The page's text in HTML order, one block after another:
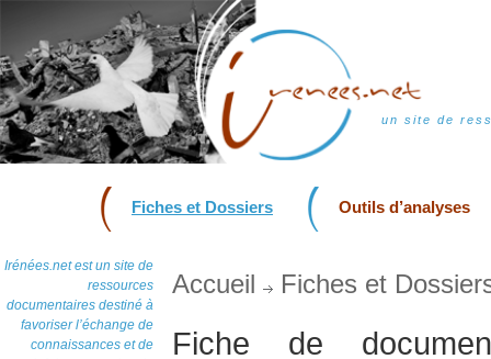
un site de
Fiches et Dossiers Outils d’analyses
Irénées.net est un site de
ressources
documentaires destiné à
favoriser l’échange de
connaissances et de
Accueil Fiches et
Fiche de